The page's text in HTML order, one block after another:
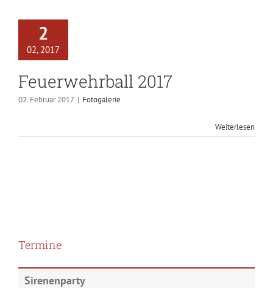
2
02, 2017
Feuerwehrball 2017
02. Februar 2017 | Fotogalerie
Weiterlesen
Termine
Sirenenparty